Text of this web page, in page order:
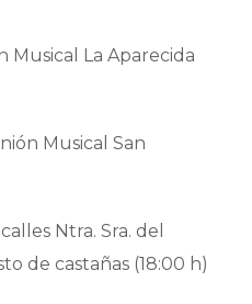
Musical La Aparecida
Musical San
Ntra. Sra. del
de castañas (18:00 h)